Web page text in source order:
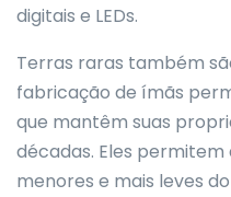
digitais e LEDs.
Terras raras também
fabricação de ímãs
que mantêm suas
décadas. Eles
menores e mais leves